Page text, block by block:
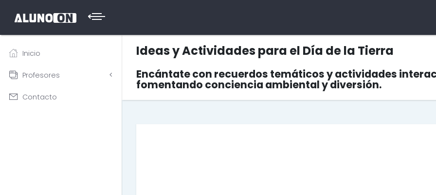
Inicio
Profesores
Contacto
Ideas y Actividades para el Día de la Tierra
Encántate con recuerdos temáticos y actividades
fomentando conciencia ambiental y diversión.